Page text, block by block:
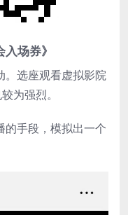
场券》
。选座观看虚拟影院
为强烈。
的手段，模拟出一个